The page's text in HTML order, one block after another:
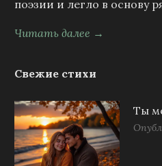
поэзии и легло в основу
Читать далее →
Свежие стихи
Ты